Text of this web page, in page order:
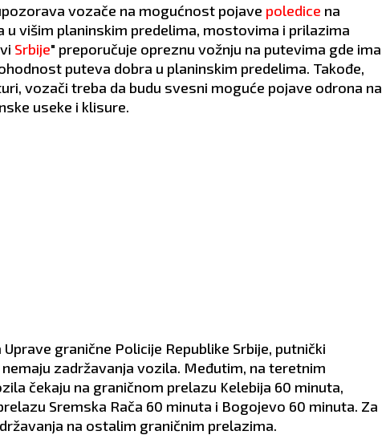
vozače na mogućnost pojave poledice na
u višim planinskim predelima, mostovima i prilazima
Srbije" preporučuje opreznu vožnju na putevima gde ima
puteva dobra u planinskim predelima. Takođe,
vozači treba da budu svesni moguće pojave odrona na
useke i klisure.
granične Policije Republike Srbije, putnički
zadržavanja vozila. Međutim, na teretnim
čekaju na graničnom prelazu Kelebija 60 minuta,
Sremska Rača 60 minuta i Bogojevo 60 minuta. Za
na ostalim graničnim prelazima.